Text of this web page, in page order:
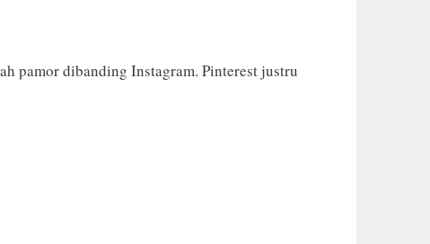
pamor dibanding Instagram. Pinterest justru